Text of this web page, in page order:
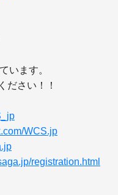
います。
ださい！！
WCS.jp
registration.html